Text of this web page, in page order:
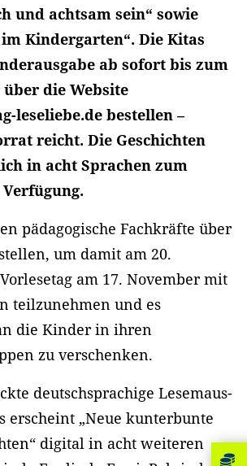
und achtsam sein“ sowie
Kindergarten“. Die Kitas
ab sofort bis zum
über die Website
leseliebe.de bestellen –
reicht. Die Geschichten
in acht Sprachen zum
pädagogische Fachkräfte über
um damit am 20.
am 17. November mit
teilzunehmen und es
die Kinder in ihren
zu verschenken.
deutschsprachige Lesemaus-
erscheint „Neue kunterbunte
digital in acht weiteren